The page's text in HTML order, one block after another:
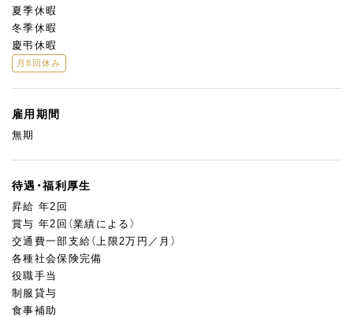
夏季休暇
冬季休暇
慶弔休暇
月8回休み
雇用期間
無期
待遇・福利厚生
昇給 年2回
賞与 年2回（業績による）
交通費一部支給（上限2万円／月）
各種社会保険完備
役職手当
制服貸与
食事補助